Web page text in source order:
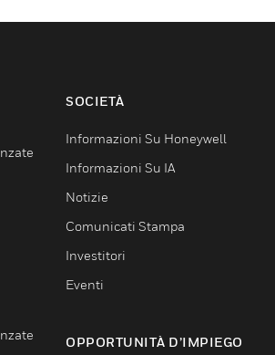
SOCIETÀ
Informazioni Su Honeywell
Informazioni Su IA
Notizie
Comunicati Stampa
Investitori
Eventi
OPPORTUNITÀ D’IMPIEGO